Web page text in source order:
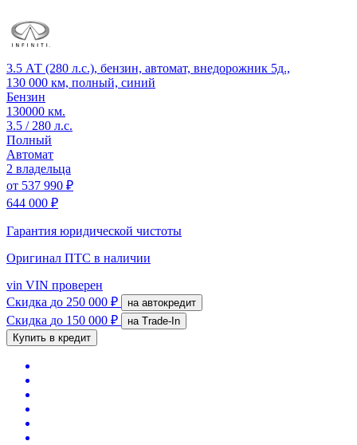
3.5 АТ (280 л.с.), бензин, автомат, внедорожник 5д.,
130 000 км, полный, синий
Бензин
130000 км.
3.5 / 280 л.с.
Полный
Автомат
2 владельца
от 537 990 ₽
644 000 ₽
Гарантия юридической чистоты
Оригинал ПТС в наличии
vin VIN проверен
Скидка до 250 000 ₽ на автокредит
Скидка до 150 000 ₽
на Trade-In
Купить в кредит